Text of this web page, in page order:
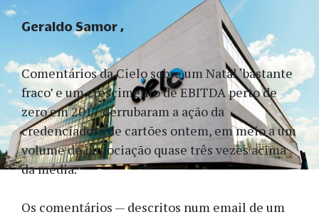
Comentários da Cielo sobre um Natal ‘bastante
fraco’ e um crescimento de EBITDA perto de
zero em 2017 derrubaram a ação da
credenciadora de cartões ontem, em meio a um
volume de negociação quase três vezes acima
da média.
Os comentários — descritos num email de um
Geraldo Samor